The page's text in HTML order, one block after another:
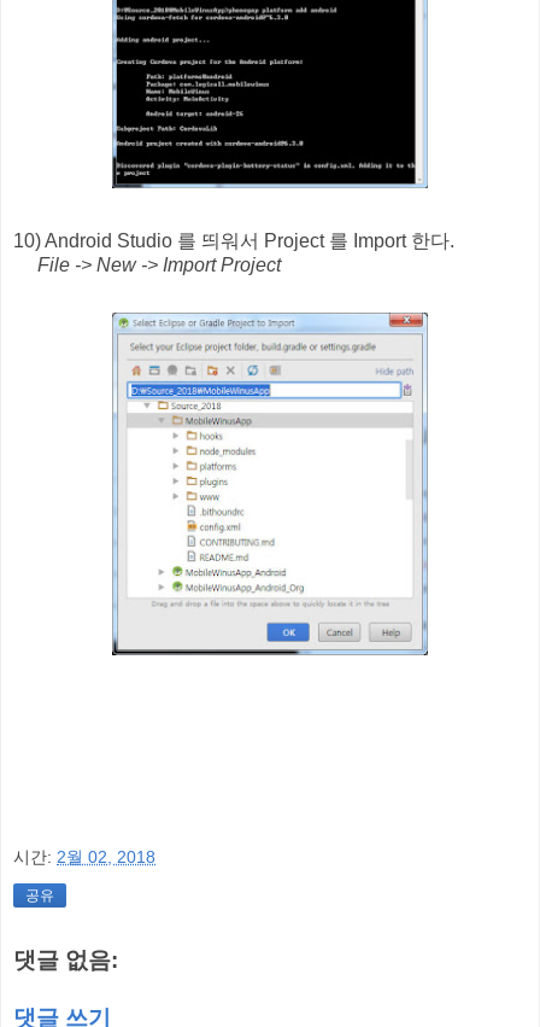
10) Android Studio 를 띄워서 Project 를 Import 한다.
File -> New -> Import Project
시간: 2월 02, 2018
공유
댓글 없음:
댓글 쓰기